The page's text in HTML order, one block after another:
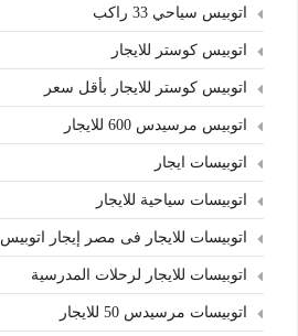
اتوبيس سياحي 33 راكب
اتوبيس كوستر للايجار
اتوبيس كوستر للايجار بأقل سعر
اتوبيس مرسيدس 600 للايجار
اتوبيسات ايجار
اتوبيسات سياحية للايجار
اتوبيسات للايجار فى مصر إيجار اتوبيس
اتوبيسات للايجار لرحلات المدرسية
اتوبيسات مرسيدس 50 للايجار